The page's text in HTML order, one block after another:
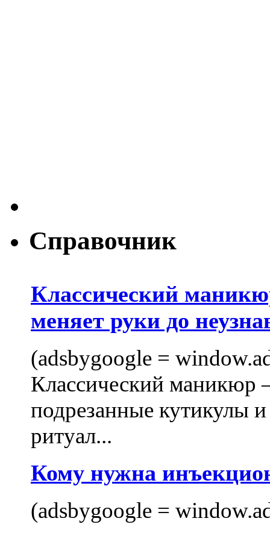
Справочник
Классический
меняет руки до
(adsbygoogle =
Классический маникюр
подрезанные кутикулы
ритуал...
Кому нужна
(adsbygoogle =